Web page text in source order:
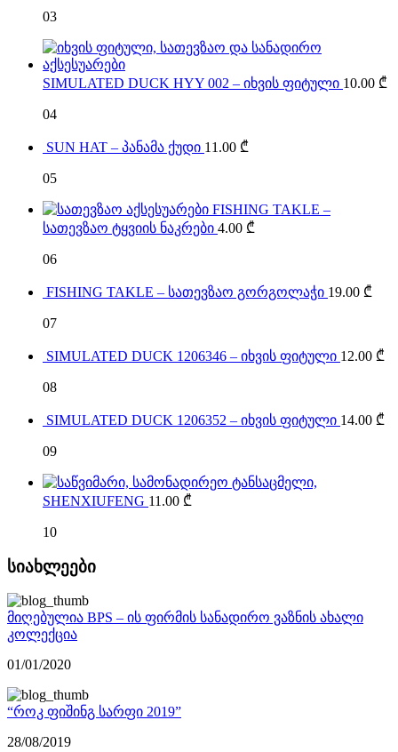
03
SIMULATED DUCK HYY 002 – იხვის ფიტული 10.00 ₾
04
SUN HAT – პანამა ქუდი 11.00 ₾
05
FISHING TAKLE –
სათევზაო ტყვიის ნაკრები 4.00 ₾
06
FISHING TAKLE – სათევზაო გორგოლაჭი 19.00 ₾
07
SIMULATED DUCK 1206346 – იხვის ფიტული 12.00 ₾
08
SIMULATED DUCK 1206352 – იხვის ფიტული 14.00 ₾
09
SHENXIUFENG 11.00 ₾
10
სიახლეები
მიღებულია BPS – ის ფირმის სანადირო ვაზნის ახალი
კოლექცია
01/01/2020
“როკ ფიშინგ სარფი 2019”
28/08/2019